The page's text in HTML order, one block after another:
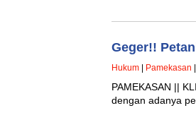
Geger!!
Hukum | Pamekasan
PAMEKASAN ||
dengan adanya